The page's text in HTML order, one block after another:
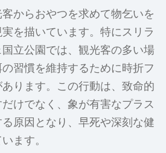
からおやつを求めて物乞いを
を描いています。特にスリラ
立公園では、観光客の多い場
習慣を維持するために時折フ
ります。この行動は、致命的
けでなく、象が有害なプラス
原因となり、早死や深刻な健
ます。